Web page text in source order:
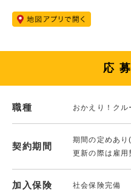
応
職種 おかえり！クル
契約期間
期間の定めあ
更新の際は雇用
加入保険 社会保険完備